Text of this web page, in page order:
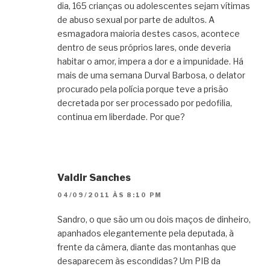
dia, 165 crianças ou adolescentes sejam vítimas
de abuso sexual por parte de adultos. A
esmagadora maioria destes casos, acontece
dentro de seus próprios lares, onde deveria
habitar o amor, impera a dor e a impunidade. Há
mais de uma semana Durval Barbosa, o delator
procurado pela polícia porque teve a prisão
decretada por ser processado por pedofilia,
continua em liberdade. Por que?
Valdir Sanches
04/09/2011 ÀS 8:10 PM
Sandro, o que são um ou dois maços de dinheiro,
apanhados elegantemente pela deputada, à
frente da câmera, diante das montanhas que
desaparecem às escondidas? Um PIB da